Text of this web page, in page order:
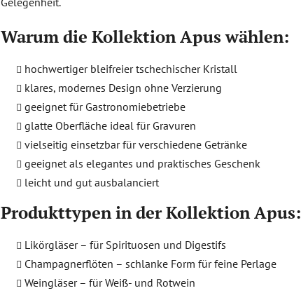
Warum die Kollektion Apus wählen:
hochwertiger bleifreier tschechischer Kristall
klares, modernes Design ohne Verzierung
geeignet für Gastronomiebetriebe
glatte Oberfläche ideal für Gravuren
vielseitig einsetzbar für verschiedene Getränke
geeignet als elegantes und praktisches Geschenk
leicht und gut ausbalanciert
Produkttypen in der Kollektion Apus:
Likörgläser – für Spirituosen und Digestifs
Champagnerflöten – schlanke Form für feine Perlage
Weingläser – für Weiß- und Rotwein